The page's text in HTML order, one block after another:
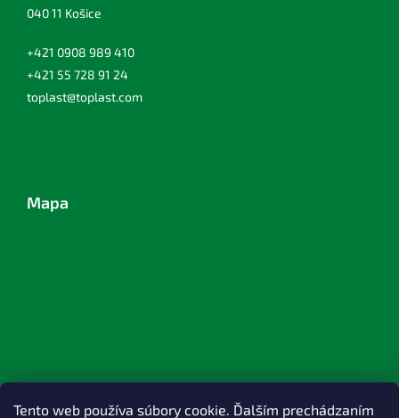
Tento web používa súbory cookie. Ďalším prechádzaním
040 11 Košice
+421 0908 989 410
+421 55 728 91 24
toplast@toplast.com
Mapa